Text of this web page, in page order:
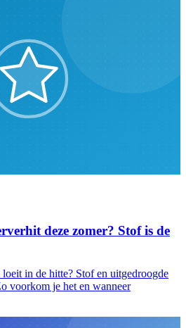
deze zomer? Stof is de
in de hitte? Stof en uitgedroogde
voorkom je het en wanneer